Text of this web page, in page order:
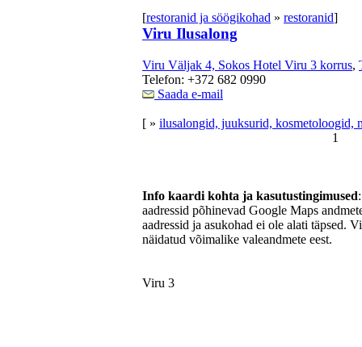
[restoranid ja söögikohad » restoranid]
Viru Ilusalong
Viru Väljak 4, Sokos Hotel Viru 3 korrus,
Telefon: +372 682 0990
Saada e-mail
[ » ilusalongid, juuksurid, kosmetoloogid,
1
Info kaardi kohta ja kasutustingimused
aadressid põhinevad Google Maps
aadressid ja asukohad ei ole alati täpsed.
näidatud võimalike valeandmete eest.
Viru 3